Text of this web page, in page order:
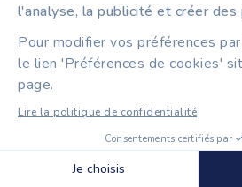
l'analyse, la publicité et créer des
Pour modifier vos préférences
le lien 'Préférences de cookies'
page.
Lire la politique de confidentialité
Consentements certifiés par
Je choisis
🍪 Cookies
Bon à savoir : La facturation
uniquement les relations B2B
tandis que la certification des
ventes B2C avec fonction de
TIIME,